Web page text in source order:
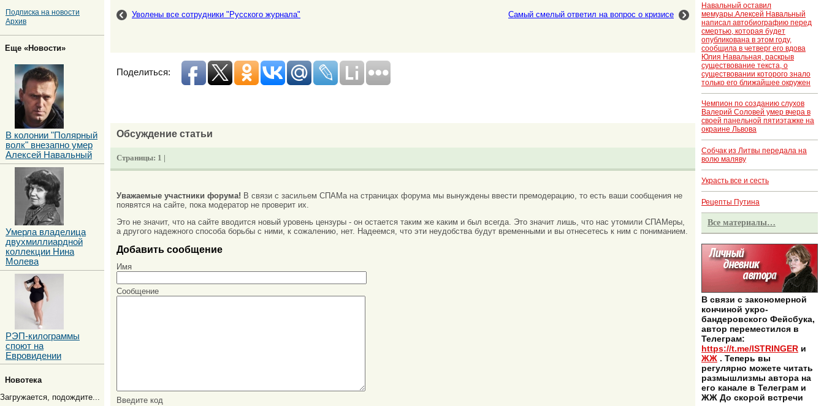
Уволены все сотрудники "Русского журнала" Самый смелый ответил на вопрос о кризисе
Поделиться:
Обсуждение статьи
Страницы: 1 |
Уважаемые участники форума! В связи с засильем СПАМа на страницах форума мы вынуждены ввести премодерацию, то есть ваши сообщения не
появятся на сайте, пока модератор не проверит их.
Это не значит, что на сайте вводится новый уровень цензуры - он остается таким же каким и был всегда. Это значит лишь, что нас утомили СПАМеры,
а другого надежного способа борьбы с ними, к сожалению, нет. Надеемся, что эти неудобства будут временными и вы отнесетесь к ним с пониманием.
Добавить сообщение
Имя
Сообщение
Введите код
Навальный оставил
мемуары.Алексей Навальный
написал автобиографию перед
смертью, которая будет
опубликована в этом году,
сообщила в четверг его вдова
Юлия Навальная, раскрыв
существование текста, о
существовании которого знало
только его ближайшее окружен
Чемпион по созданию слухов
Валерий Соловей умер вчера в
своей панельной пятиэтажке на
окраине Львова
Собчак из Литвы передала на
волю маляву
Украсть все и сесть
Рецепты Путина
Все материалы…
В связи с закономерной
кончиной укро-
бандеровского Фейсбука,
автор переместился в
Телеграм:
https://t.me/ISTRINGER и
ЖЖ . Теперь вы
регулярно можете читать
размышлизмы автора на
его канале в Телеграм и
ЖЖ До скорой встречи
Подписка на новости
Архив
Еще «Новости»
В колонии "Полярный
волк" внезапно умер
Алексей Навальный
Умерла владелица
двухмиллиардной
коллекции Нина
Молева
РЭП-килограммы
споют на
Евровидении
Новотека
Загружается, подождите...